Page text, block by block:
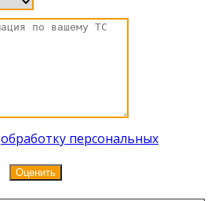
обработку персональных